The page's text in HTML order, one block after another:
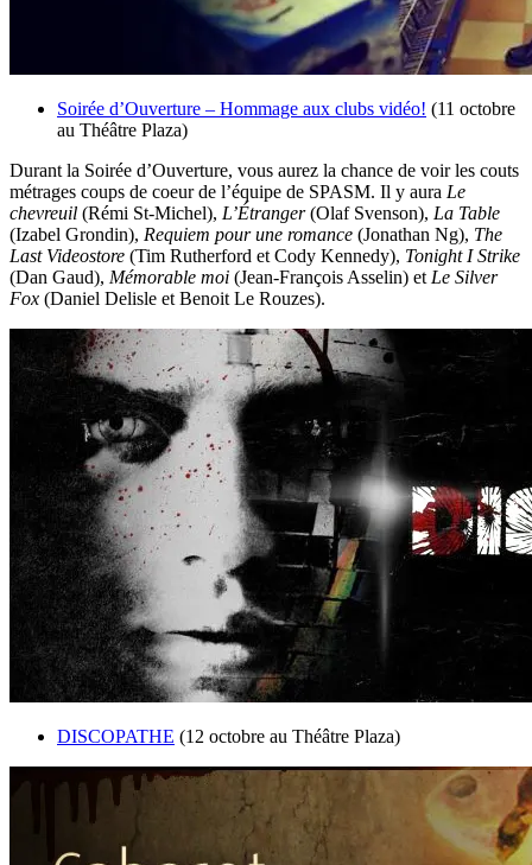
Soirée d’Ouverture – Hommage aux clubs vidéo! (11 octobre
au Théâtre Plaza)
Durant la Soirée d’Ouverture, vous aurez la chance de voir les couts
métrages coups de coeur de l’équipe de SPASM. Il y aura Le
chevreuil (Rémi St-Michel), L’Étranger(Olaf Svenson), La Table
(Izabel Grondin), Requiem pour une romance (Jonathan Ng), The
Last Videostore (Tim Rutherford et Cody Kennedy), Tonight I Strike
(Dan Gaud), Mémorable moi (Jean-François Asselin) et Le Silver
Fox (Daniel Delisle et Benoit Le Rouzes).
DISCOPATHE (12 octobre au Théâtre Plaza)